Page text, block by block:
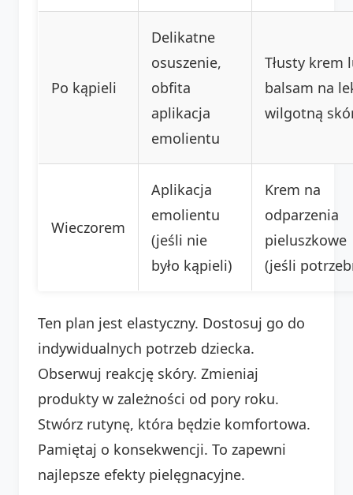
Po kąpieli
Delikatne
osuszenie,
obfita
aplikacja
emolientu
Tłusty krem
balsam na
wilgotną
Wieczorem
Aplikacja
emolientu
(jeśli nie
było kąpieli)
Krem na
odparzenia
pieluszkowe
(jeśli
Ten plan jest elastyczny. Dostosuj go do
indywidualnych potrzeb dziecka.
Obserwuj reakcję skóry. Zmieniaj
produkty w zależności od pory roku.
Stwórz rutynę, która będzie komfortowa.
Pamiętaj o konsekwencji. To zapewni
najlepsze efekty pielęgnacyjne.